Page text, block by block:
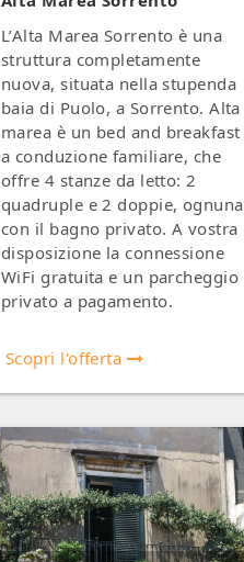
L’Alta Marea Sorrento è una
struttura completamente
nuova, situata nella stupenda
baia di Puolo, a Sorrento. Alta
marea è un bed and breakfast
a conduzione familiare, che
offre 4 stanze da letto: 2
quadruple e 2 doppie, ognuna
con il bagno privato. A vostra
disposizione la connessione
WiFi gratuita e un parcheggio
privato a pagamento.
Scopri l'offerta